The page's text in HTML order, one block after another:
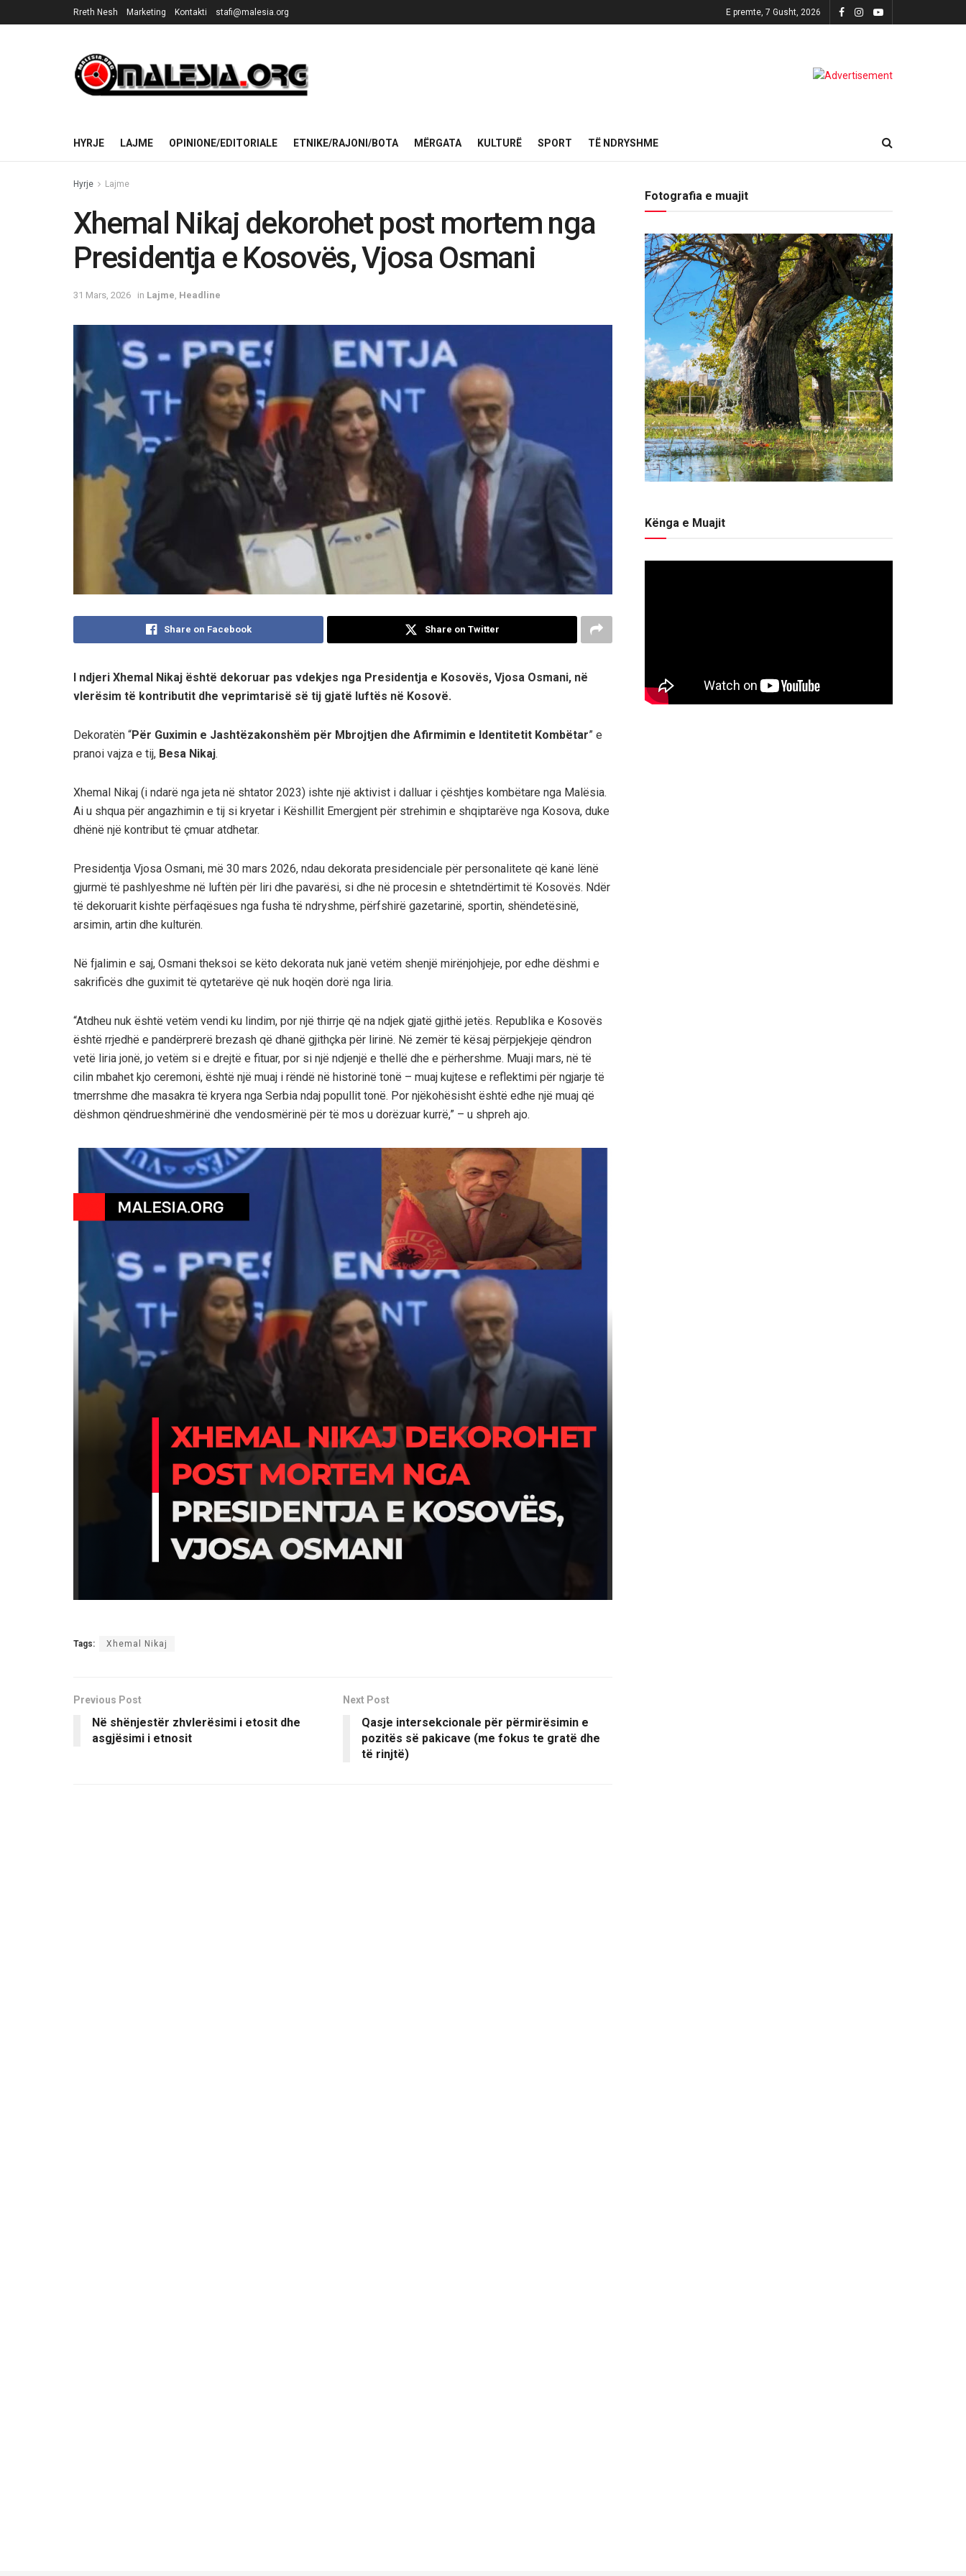
Rreth Nesh Marketing Kontakti stafi@malesia.org E premte, 7 Gusht, 2026
HYRJE LAJME OPINIONE/EDITORIALE ETNIKE/RAJONI/BOTA MËRGATA KULTURË SPORT TË NDRYSHME
Hyrje Lajme
Xhemal Nikaj dekorohet post mortem nga
Presidentja e Kosovës, Vjosa Osmani
31 Mars, 2026 in Lajme Headline
Share on Facebook Share on Twitter
I ndjeri Xhemal Nikaj është dekoruar pas vdekjes nga Presidentja e Kosovës, Vjosa Osmani, në
vlerësim të kontributit dhe veprimtarisë së tij gjatë luftës në Kosovë.
Dekoratën “Për Guximin e Jashtëzakonshëm për Mbrojtjen dhe Afirmimin e Identitetit Kombëtar” e
pranoi vajza e tij, Besa Nikaj.
Xhemal Nikaj (i ndarë nga jeta në shtator 2023) ishte një aktivist i dalluar i çështjes kombëtare nga Malësia.
Ai u shqua për angazhimin e tij si kryetar i Këshillit Emergjent për strehimin e shqiptarëve nga Kosova, duke
dhënë një kontribut të çmuar atdhetar.
Presidentja Vjosa Osmani, më 30 mars 2026, ndau dekorata presidenciale për personalitete që kanë lënë
gjurmë të pashlyeshme në luftën për liri dhe pavarësi, si dhe në procesin e shtetndërtimit të Kosovës. Ndër
të dekoruarit kishte përfaqësues nga fusha të ndryshme, përfshirë gazetarinë, sportin, shëndetësinë,
arsimin, artin dhe kulturën.
Në fjalimin e saj, Osmani theksoi se këto dekorata nuk janë vetëm shenjë mirënjohjeje, por edhe dëshmi e
sakrificës dhe guximit të qytetarëve që nuk hoqën dorë nga liria.
“Atdheu nuk është vetëm vendi ku lindim, por një thirrje që na ndjek gjatë gjithë jetës. Republika e Kosovës
është rrjedhë e pandërprerë brezash që dhanë gjithçka për lirinë. Në zemër të kësaj përpjekjeje qëndron
vetë liria jonë, jo vetëm si e drejtë e fituar, por si një ndjenjë e thellë dhe e përhershme. Muaji mars, në të
cilin mbahet kjo ceremoni, është një muaj i rëndë në historinë tonë – muaj kujtese e reflektimi për ngjarje të
tmerrshme dhe masakra të kryera nga Serbia ndaj popullit tonë. Por njëkohësisht është edhe një muaj që
dëshmon qëndrueshmërinë dhe vendosmërinë për të mos u dorëzuar kurrë,” – u shpreh ajo.
Tags: Xhemal Nikaj
Previous Post
Në shënjestër zhvlerësimi i etosit dhe
asgjësimi i etnosit
Next Post
Qasje intersekcionale për përmirësimin e
pozitës së pakicave (me fokus te gratë dhe
të rinjtë)
Fotografia e muajit
Kënga e Muajit